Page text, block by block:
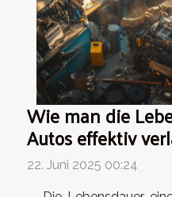
Wie man die
Autos effektiv
22. Juni 2025 00:24